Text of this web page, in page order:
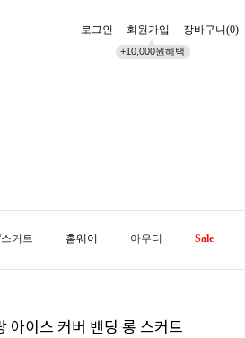
로그인 회원가입
+10,000원혜택
장바구니(0)
커트 홈웨어 아우터 Sale
아이스 커버 밴딩 롱 스커트